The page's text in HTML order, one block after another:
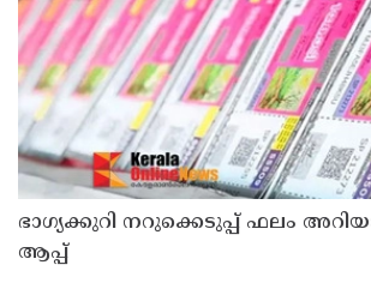
ഭാഗ്യക്കുറി നറുക്കെടുപ്പ് ഫലം
ആപ്പ്